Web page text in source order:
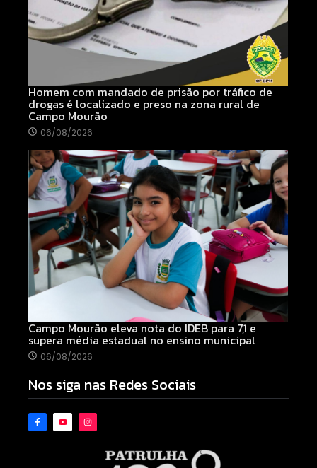
Homem com mandado de prisão por tráfico de
drogas é localizado e preso na zona rural de
Campo Mourão
06/08/2026
Campo Mourão eleva nota do IDEB para 7,1 e
supera média estadual no ensino municipal
06/08/2026
Nos siga nas Redes Sociais